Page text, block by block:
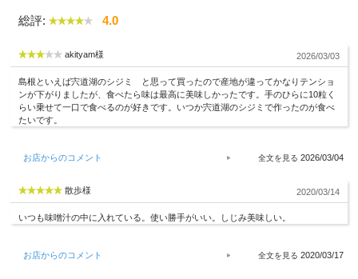
総評: 4.0
akityam様 2026/03/03
島根といえば宍道湖のシジミ と思って買ったので産地が違ってかなりテンショ
ンが下がりましたが、食べたら味は最高に美味しかったです。手のひらに10粒く
らい乗せて一口で食べるのが好きです。いつか宍道湖のシジミで作ったのが食べ
たいです。
お店からのコメント 2026/03/04
散歩様 2020/03/14
いつも味噌汁の中に入れている。使い勝手がいい。しじみ美味しい。
お店からのコメント 2020/03/17